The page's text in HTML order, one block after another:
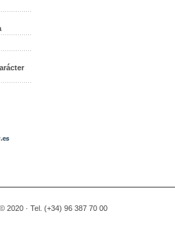
2020 · Tel. (+34) 96 387 70 00